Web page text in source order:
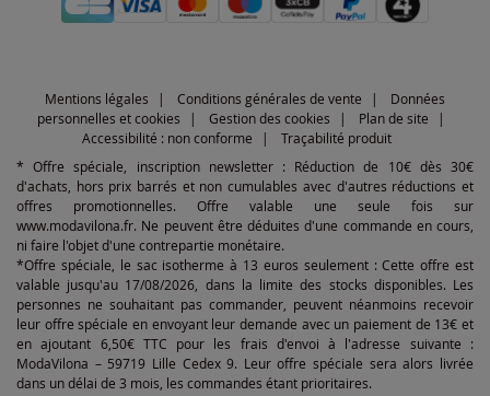
Mentions légales Conditions générales de vente
Données
personnelles et cookies
Gestion des cookies
Plan de site
Accessibilité : non conforme
Traçabilité produit
* Offre spéciale, inscription newsletter : Réduction de 10€ dès 30€
d'achats, hors prix barrés et non cumulables avec d'autres réductions et
offres promotionnelles. Offre valable une seule fois sur
www.modavilona.fr. Ne peuvent être déduites d'une commande en cours,
ni faire l'objet d'une contrepartie monétaire.
*Offre spéciale, le sac isotherme à 13 euros seulement : Cette offre est
valable jusqu'au 17/08/2026, dans la limite des stocks disponibles. Les
personnes ne souhaitant pas commander, peuvent néanmoins recevoir
leur offre spéciale en envoyant leur demande avec un paiement de 13€ et
en ajoutant 6,50€ TTC pour les frais d'envoi à l'adresse suivante :
ModaVilona – 59719 Lille Cedex 9. Leur offre spéciale sera alors livrée
dans un délai de 3 mois, les commandes étant prioritaires.